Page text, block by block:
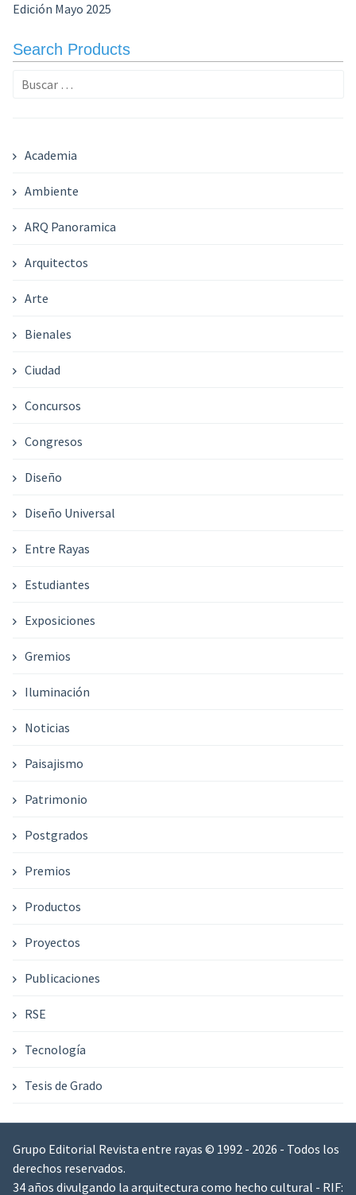
Edición Mayo 2025
Search Products
Buscar:
Academia
Ambiente
ARQ Panoramica
Arquitectos
Arte
Bienales
Ciudad
Concursos
Congresos
Diseño
Diseño Universal
Entre Rayas
Estudiantes
Exposiciones
Gremios
Iluminación
Noticias
Paisajismo
Patrimonio
Postgrados
Premios
Productos
Proyectos
Publicaciones
RSE
Tecnología
Tesis de Grado
Grupo Editorial Revista entre rayas © 1992 - 2026 - Todos los
derechos reservados.
34 años divulgando la arquitectura como hecho cultural - RIF: